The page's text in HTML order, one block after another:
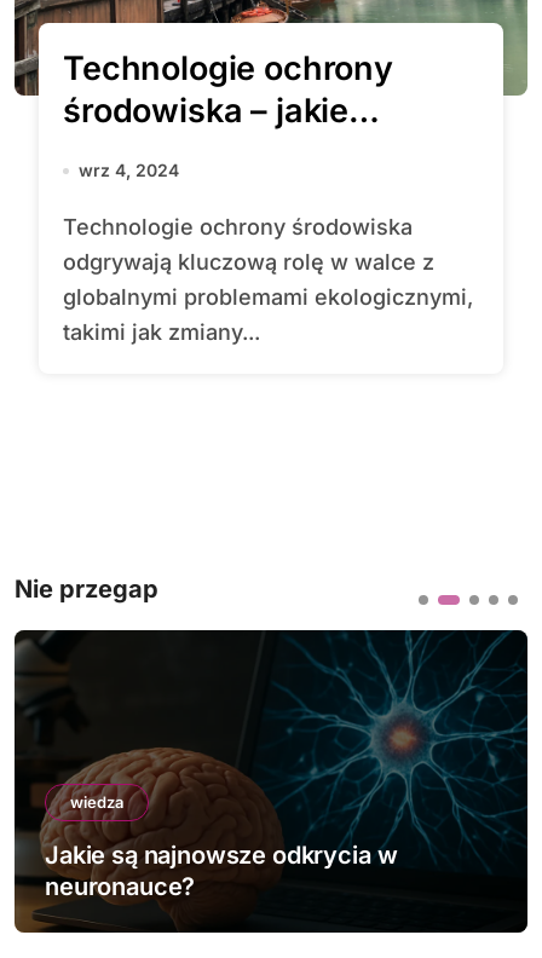
Technologie ochrony
środowiska – jakie
rozwiązania mogą
wrz 4, 2024
Technologie ochrony środowiska
odgrywają kluczową rolę w walce z
globalnymi problemami ekologicznymi,
takimi jak zmiany...
Nie przegap
wiedza
Jakie są najnowsze odkrycia w
neuronauce?